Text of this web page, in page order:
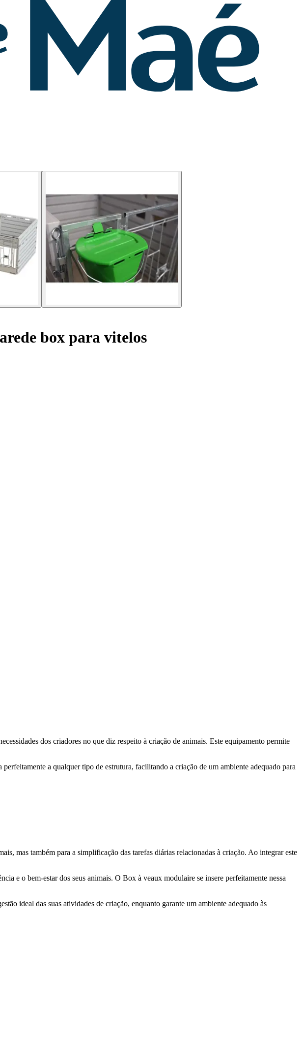
box para vitelos
dos criadores no que diz respeito à criação de animais. Este equipamento permite
a qualquer tipo de estrutura, facilitando a criação de um ambiente adequado para
mas também para a simplificação das tarefas diárias relacionadas à criação. Ao integrar este
e o bem-estar dos seus animais. O Box à veaux modulaire se insere perfeitamente nessa
ideal das suas atividades de criação, enquanto garante um ambiente adequado às